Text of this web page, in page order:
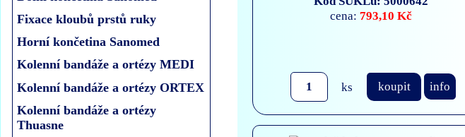
Fixace kloubů prstů ruky
Horní končetina Sanomed
Kolenní bandáže a ortézy MEDI
Kolenní bandáže a ortézy ORTEX
Kolenní bandáže a ortézy
Thuasne
cena: 793,10 Kč
ks koupit info